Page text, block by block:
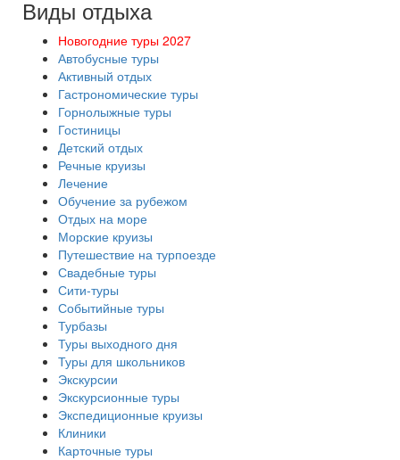
Виды отдыха
Новогодние туры 2027
Автобусные туры
Активный отдых
Гастрономические туры
Горнолыжные туры
Гостиницы
Детский отдых
Речные круизы
Лечение
Обучение за рубежом
Отдых на море
Морские круизы
Путешествие на турпоезде
Свадебные туры
Сити-туры
Событийные туры
Турбазы
Туры выходного дня
Туры для школьников
Экскурсии
Экскурсионные туры
Экспедиционные круизы
Клиники
Карточные туры